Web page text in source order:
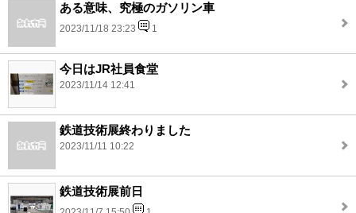
ある意味、究極のガソリン車
2023/11/18 23:23 1
今日はJR社員食堂
2023/11/14 12:41
鉄道技術展終わりました
2023/11/11 10:22
鉄道技術展前日